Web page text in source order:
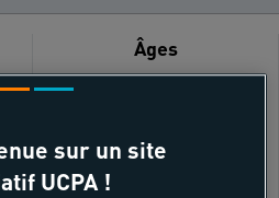
Âges
sur un site
UCPA !